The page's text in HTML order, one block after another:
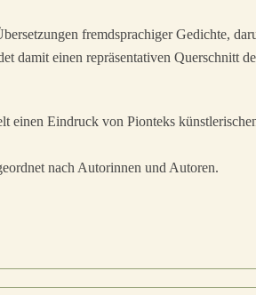
fremdsprachiger Gedichte,
damit einen repräsentativen Querschnitt
Eindruck von Pionteks
nach Autorinnen und Autoren.